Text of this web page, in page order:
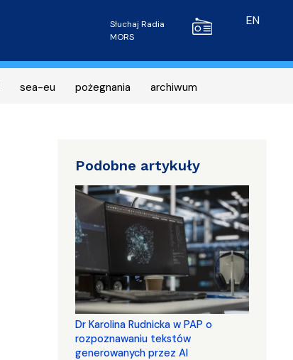
Radio MORS
Słuchaj Radia
MORS
EN
sea-eu pożegnania archiwum
Podobne artykuły
Dr Karolina Rudnicka w PAP o
rozpoznawaniu tekstów
generowanych przez AI